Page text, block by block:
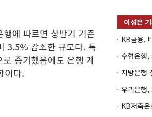
에 따르면 상반기 기준
3.5% 감소한 규모다. 특
증가했음에도 은행 계
이다.